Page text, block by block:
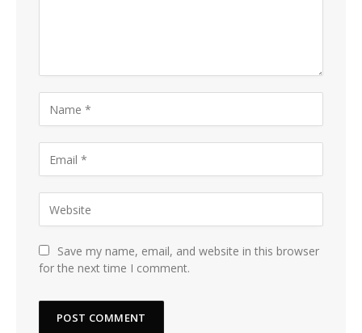
Save my name, email, and website in this browser
for the next time I comment.